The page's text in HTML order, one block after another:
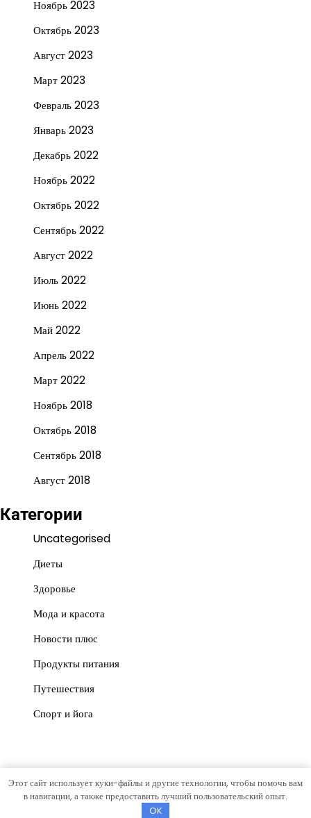
Ноябрь 2023
Октябрь 2023
Август 2023
Март 2023
Февраль 2023
Январь 2023
Декабрь 2022
Ноябрь 2022
Октябрь 2022
Сентябрь 2022
Август 2022
Июль 2022
Июнь 2022
Май 2022
Апрель 2022
Март 2022
Ноябрь 2018
Октябрь 2018
Сентябрь 2018
Август 2018
Категории
Uncategorised
Диеты
Здоровье
Мода и красота
Новости плюс
Продукты питания
Путешествия
Спорт и йога
Copyright © 2026vesti-moТема News Store отArtify
Этот сайт использует куки-файлы и другие технологии, чтобы помочь вам
в навигации, а также предоставить лучший пользовательский опыт.
OK